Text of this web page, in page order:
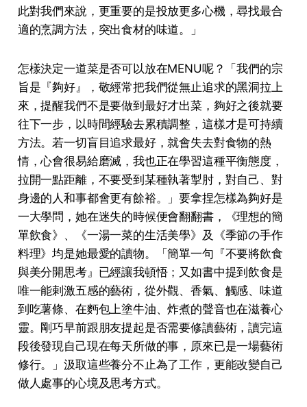
此對我們來說，更重要的是投放更多⼼機，尋找最合
適的烹調⽅法，突出⾷材的味道。」
怎樣決定⼀道菜是否可以放在MENU呢？「我們的宗
旨是『夠好』，敬經常把我們從無⽌追求的⿊洞拉上
來，提醒我們不是要做到最好才出菜，夠好之後就要
往下⼀步，以時間經驗去累積調整，這樣才是可持續
⽅法。若⼀切盲⽬追求最好，就會失去對⾷物的熱
情，⼼會很易給磨滅，我也正在學習這種平衡態度，
拉開⼀點距離，不要受到某種執著掣肘，對⾃⼰、對
⾝邊的⼈和事都會更有餘裕。」要拿捏怎樣為夠好是
⼀⼤學問，她在迷失的時候便會翻翻書，《理想的簡
單飲⾷》、《⼀湯⼀菜的⽣活美學》及《季節の⼿作
料理》均是她最愛的讀物。「簡單⼀句『不要將飲⾷
與美分開思考』已經讓我頓悟；⼜如書中提到飲⾷是
唯⼀能剌激五感的藝術，從外觀、⾹氣、觸感、味道
到吃薯條、在麪包上塗⽜油、炸煮的聲⾳也在滋養⼼
靈。剛巧早前跟朋友提起是否需要修讀藝術，讀完這
段後發現⾃⼰現在每天所做的事，原來已是⼀場藝術
修⾏。」汲取這些養分不⽌為了⼯作，更能改變⾃⼰
做⼈處事的⼼境及思考⽅式。